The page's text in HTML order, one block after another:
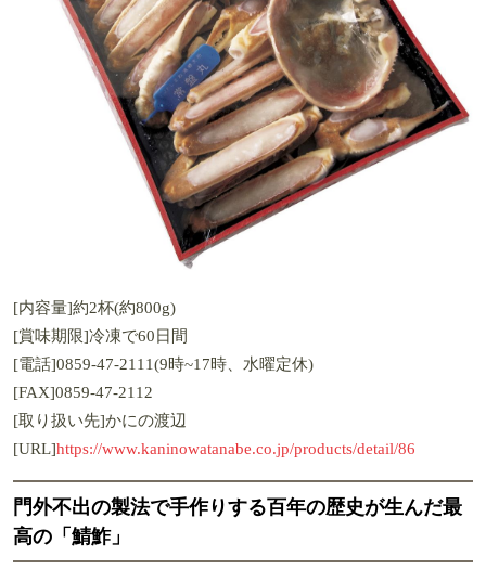
[内容量]約2杯(約800g)
[賞味期限]冷凍で60日間
[電話]0859-47-2111(9時~17時、水曜定休)
[FAX]0859-47-2112
[取り扱い先]かにの渡辺
[URL]https://www.kaninowatanabe.co.jp/products/detail/86
門外不出の製法で手作りする百年の歴史が生んだ最
高の「鯖鮓」